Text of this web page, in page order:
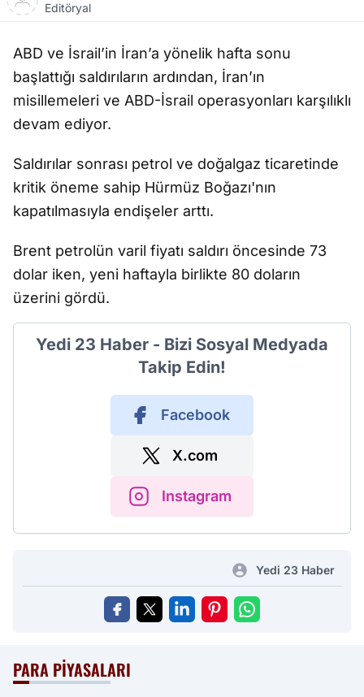
Editöryal
ABD ve İsrail’in İran’a yönelik hafta sonu
başlattığı saldırıların ardından, İran’ın
misillemeleri ve ABD-İsrail operasyonları karşılıklı
devam ediyor.
Saldırılar sonrası petrol ve doğalgaz ticaretinde
kritik öneme sahip Hürmüz Boğazı'nın
kapatılmasıyla endişeler arttı.
Brent petrolün varil fiyatı saldırı öncesinde 73
dolar iken, yeni haftayla birlikte 80 doların
üzerini gördü.
Yedi 23 Haber - Bizi Sosyal Medyada
Takip Edin!
Facebook
X.com
Instagram
Yedi 23 Haber
PARA PIYASALARI